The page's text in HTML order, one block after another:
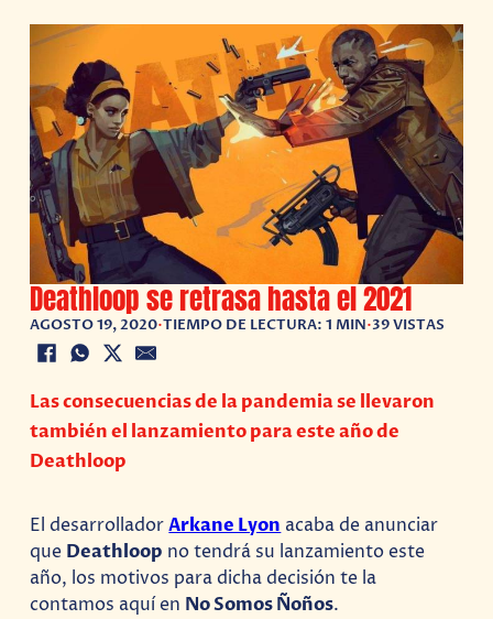
Deathloop se retrasa hasta el 2021
AGOSTO 19, 2020•TIEMPO DE LECTURA: 1 MIN•39 VISTAS
Las consecuencias de la pandemia se llevaron
también el lanzamiento para este año de
Deathloop
El desarrolladorArkane Lyonacaba de anunciar
que Deathloop no tendrá su lanzamiento este
año, los motivos para dicha decisión te la
contamos aquí en No Somos Ñoños.